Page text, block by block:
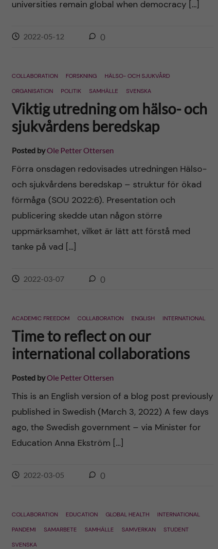
universities remain global when democracy […]
2022-05-12 0
COLLABORATION FORSKNING
HÄLSO- OCH SJUKVÅRD
ORGANISATION
POLITIK SAMHÄLLE SVENSKA
Viktig utredning om hälso- och
sjukvårdens beredskap
Posted byOle Petter Ottersen
Förra onsdagen redovisades utredningen Hälso-
och sjukvårdens beredskap – struktur för ökad
förmåga (SOU 2022:6). Presentation och
publicering skedde utan någon större
uppmärksamhet, vilket är lätt att förstå med
tanke på vad […]
2022-03-07 0
ACADEMIC FREEDOM COLLABORATION ENGLISH INTERNATIONAL
Time to reflect on our
international collaborations
Posted byOle Petter Ottersen
This is an English version of a blog post previously
published in Swedish (March 3, 2022) A few days
ago, the Swedish government – via Minister for
Education Anna Ekström […]
2022-03-05 0
COLLABORATION EDUCATION GLOBAL HEALTH
INTERNATIONAL
PANDEMI
SAMARBETE SAMHÄLLE SAMVERKAN
STUDENT
SVENSKA